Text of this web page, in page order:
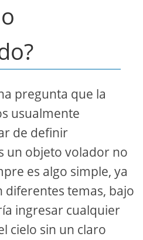
pregunta que la
usualmente
de definir
un objeto volador no
es algo simple, ya
diferentes temas, bajo
ingresar cualquier
cielo sin un claro